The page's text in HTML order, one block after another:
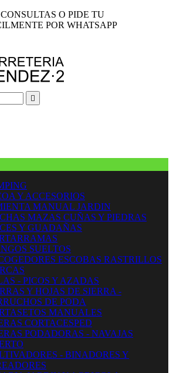
O PIDE TU
POR WHATSAPP

Y ACCESORIOS
MANUAL JARDIN
MAZAS CUÑAS Y PIEDRAS
Y GUADAÑAS
SUELTOS
ESCOBAS RASTRILLOS
- PICOS Y AZADAS
Y HOJAS DE SIERRA -
DE PODA
MANUALES
CORTACESPED
PODADORAS - NAVAJAS
- BINADORES Y